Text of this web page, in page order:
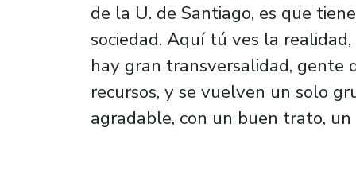
de la U. de Santiago, es que
sociedad. Aquí tú ves la
hay gran transversalidad, gente
recursos, y se vuelven un solo
agradable, con un buen trato, un